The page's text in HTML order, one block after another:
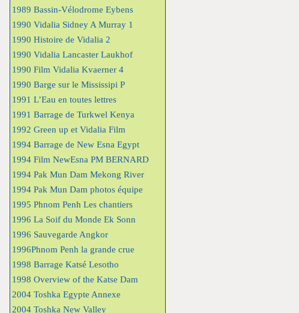
1989 Bassin-Vélodrome Eybens
1990 Vidalia Sidney A Murray 1
1990 Histoire de Vidalia 2
1990 Vidalia Lancaster Laukhof
1990 Film Vidalia Kvaerner 4
1990 Barge sur le Mississipi P
1991 L’Eau en toutes lettres
1991 Barrage de Turkwel Kenya
1992 Green up et Vidalia Film
1994 Barrage de New Esna Egypt
1994 Film NewEsna PM BERNARD
1994 Pak Mun Dam Mekong River
1994 Pak Mun Dam photos équipe
1995 Phnom Penh Les chantiers
1996 La Soif du Monde Ek Sonn
1996 Sauvegarde Angkor
1996Phnom Penh la grande crue
1998 Barrage Katsé Lesotho
1998 Overview of the Katse Dam
2004 Toshka Egypte Annexe
2004 Toshka New Valley